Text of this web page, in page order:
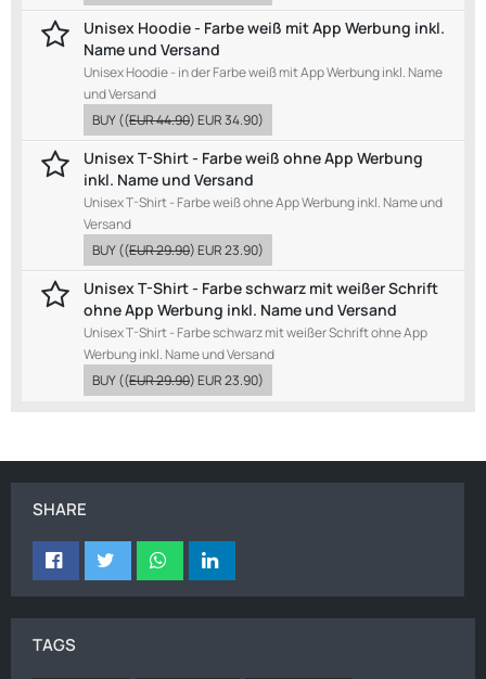
Unisex Hoodie - Farbe weiß mit App Werbung inkl.
Name und Versand
Unisex Hoodie - in der Farbe weiß mit App Werbung inkl. Name
und Versand
BUY((EUR 44.90)EUR 34.90)
Unisex T-Shirt - Farbe weiß ohne App Werbung
inkl. Name und Versand
Unisex T-Shirt - Farbe weiß ohne App Werbung inkl. Name und
Versand
BUY((EUR 29.90)EUR 23.90)
Unisex T-Shirt - Farbe schwarz mit weißer Schrift
ohne App Werbung inkl. Name und Versand
Unisex T-Shirt - Farbe schwarz mit weißer Schrift ohne App
Werbung inkl. Name und Versand
BUY((EUR 29.90)EUR 23.90)
SHARE
TAGS